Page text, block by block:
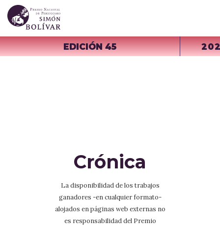
EDICIÓN 45
Crónica
La disponibilidad de los trabajos
ganadores -en cualquier formato-
alojados en páginas web externas no
es responsabilidad del Premio